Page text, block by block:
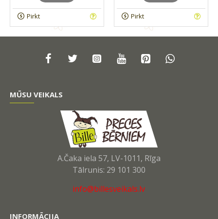
Pirkt Pirkt
MŪSU VEIKALS
A.Čaka iela 57, LV-1011, Rīga
Tālrunis: 29 101 300
info@billesveikals.lv
INFORMĀCIJA